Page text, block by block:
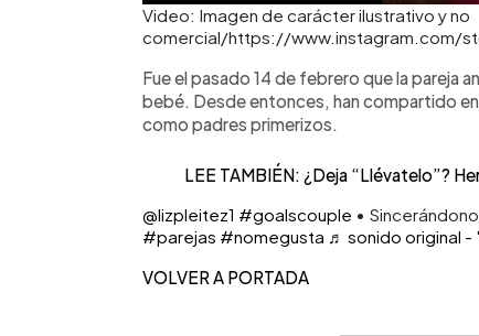
Video: Imagen de carácter ilustrativo y no
comercial/https://www.instagram.com/
Fue el pasado 14 de febrero que la pareja
bebé. Desde entonces, han compartido
como padres primerizos.
LEE TAMBIÉN: ¿Deja “Llévatelo”?
@lizpleitez1 #goalscouple •
#parejas #nomegusta ♬ sonido original -
VOLVER A PORTADA